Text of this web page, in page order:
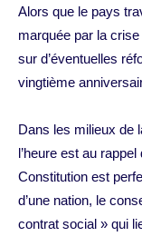
Alors que le pays
marquée par la
sur d’éventuelles
vingtième
Dans les milieux de
l’heure est au
Constitution est
d’une nation, le
contrat social » qui